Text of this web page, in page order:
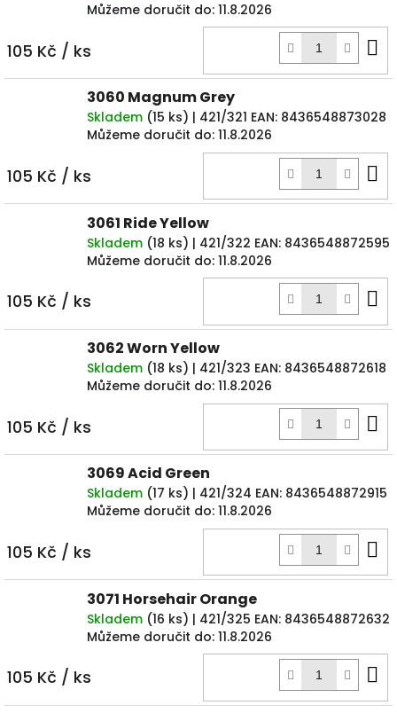
Můžeme doručit do: 11.8.2026
105 Kč / ks
3060 Magnum Grey
Skladem (15 ks) | 421/321 EAN: 8436548873028
Můžeme doručit do: 11.8.2026
105 Kč / ks
3061 Ride Yellow
Skladem (18 ks) | 421/322 EAN: 8436548872595
Můžeme doručit do: 11.8.2026
105 Kč / ks
3062 Worn Yellow
Skladem (18 ks) | 421/323 EAN: 8436548872618
Můžeme doručit do: 11.8.2026
105 Kč / ks
3069 Acid Green
Skladem (17 ks) | 421/324 EAN: 8436548872915
Můžeme doručit do: 11.8.2026
105 Kč / ks
3071 Horsehair Orange
Skladem (16 ks) | 421/325 EAN: 8436548872632
Můžeme doručit do: 11.8.2026
105 Kč / ks